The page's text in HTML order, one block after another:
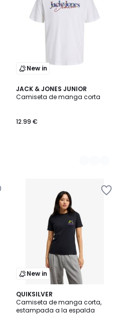
New in
JACK & JONES JUNIOR
Camiseta de manga corta
12.99 €
3
Colores
New in
QUIKSILVER
Camiseta de manga corta,
estampada a la espalda